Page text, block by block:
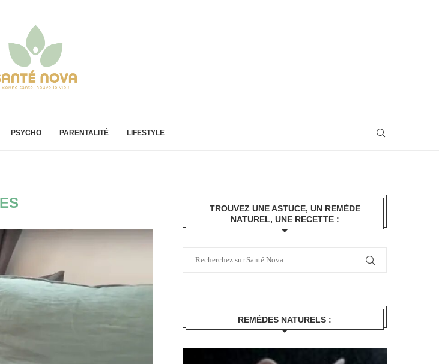
PSYCHO PARENTALITÉ LIFESTYLE
TROUVEZ UNE ASTUCE, UN REMÈDE
NATUREL, UNE RECETTE :
REMÈDES NATURELS :